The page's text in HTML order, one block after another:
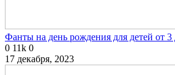
Фанты на день рождения для детей от 3
0 11k 0
17 декабря, 2023